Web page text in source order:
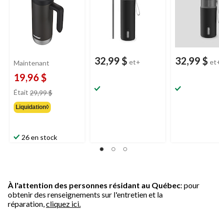
Maintenant
19,96 $
Était 29,99 $
Liquidation◊
26 en stock
32,99 $ et+ 32,99 $
À l'attention des personnes résidant au Québec: pour
obtenir des renseignements sur l'entretien et la
réparation,cliquez ici.